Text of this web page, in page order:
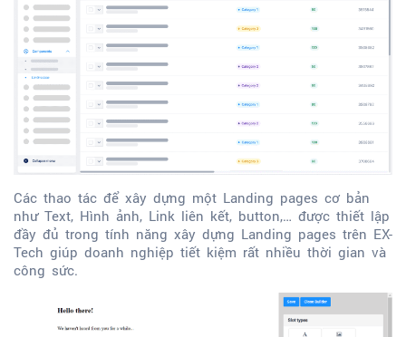
Các thao tác để xây dựng một Landing pages cơ bản
như Text, Hình ảnh, Link liên kết, button,… được thiết lập
đầy đủ trong tính năng xây dựng Landing pages trên EX-
Tech giúp doanh nghiệp tiết kiệm rất nhiều thời gian và
công sức.